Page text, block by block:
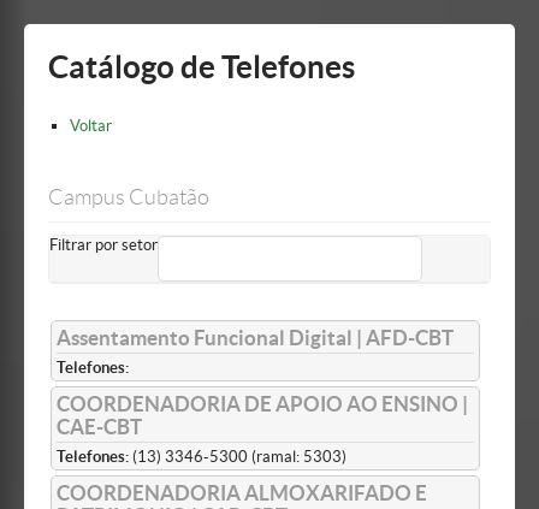
barra
Catálogo de Telefones
Voltar
Campus Cubatão
Filtrar por setor
Assentamento Funcional Digital | AFD-CBT
Telefones:
COORDENADORIA DE APOIO AO ENSINO |
CAE-CBT
Telefones: (13) 3346-5300 (ramal: 5303)
COORDENADORIA ALMOXARIFADO E